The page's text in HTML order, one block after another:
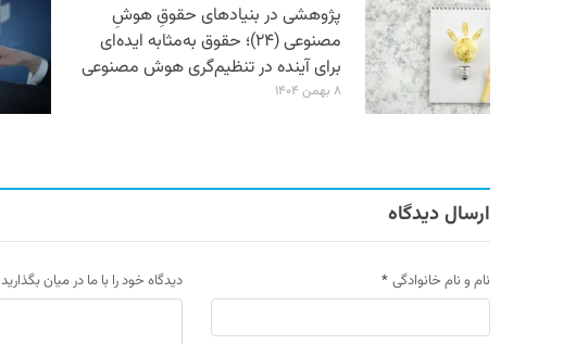
پژوهشی در بنیادهای حقوقِ هوشِ
مصنوعی (۲۴)؛ حقوق به‌مثابه ایده‌ای
برای آینده در تنظیم‌گری هوش مصنوعی
۸ بهمن ۱۴۰۴
ارسال دیدگاه
نام و نام خانوادگی * دیدگاه خود را با ما در میان بگذارید